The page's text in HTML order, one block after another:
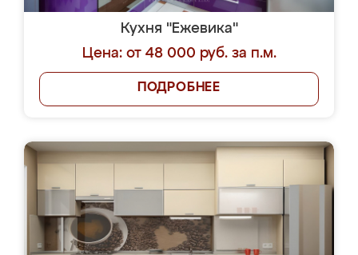
Кухня "Ежевика"
Цена: от 48 000 руб. за п.м.
ПОДРОБНЕЕ